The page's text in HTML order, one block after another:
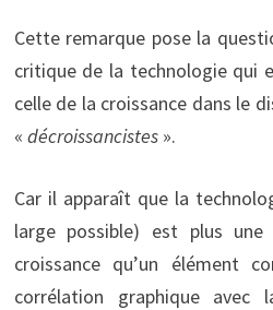
Cette remarque pose la
critique de la technologie qui
celle de la croissance dans le
« décroissancistes».
Car il apparaît que la
large possible) est plus une
croissance qu’un élément
corrélation graphique avec